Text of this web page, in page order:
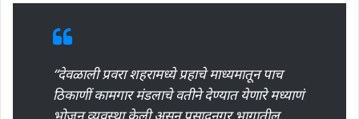
“देवळाली प्रवरा शहरामध्ये प्रहाचे माध्यमातून पाच
ठिकाणीं कामगार मंडलाचे वतीने देण्यात येणारे मध्याणं